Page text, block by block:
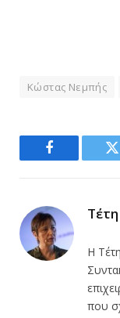
Κώστας Νεμπής
Facebook
Η
που